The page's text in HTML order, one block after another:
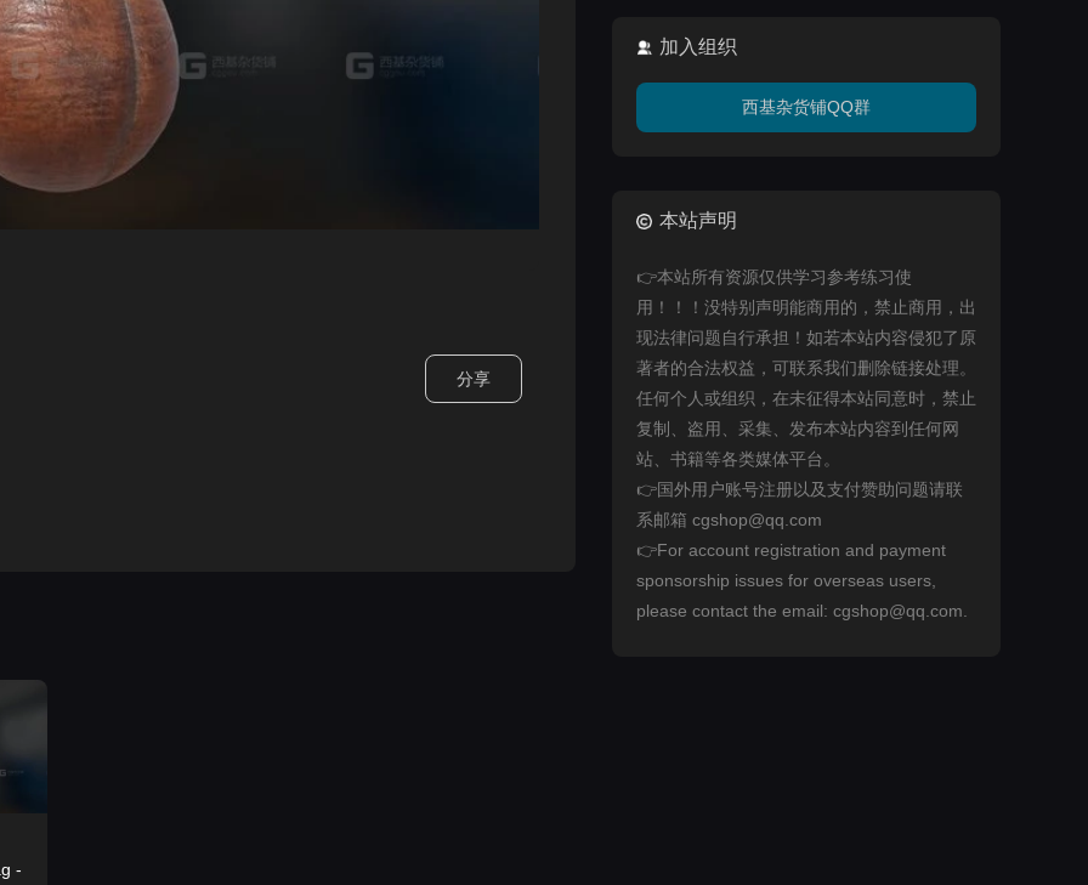
分享
-
加入组织
西基杂货铺QQ群
本站声明
👉本站所有资源仅供学习参考练习使
用！！！没特别声明能商用的，禁止商用，出
现法律问题自行承担！如若本站内容侵犯了原
著者的合法权益，可联系我们删除链接处理。
任何个人或组织，在未征得本站同意时，禁止
复制、盗用、采集、发布本站内容到任何网
站、书籍等各类媒体平台。
👉国外用户账号注册以及支付赞助问题请联
系邮箱 cgshop@qq.com
👉For account registration and payment
sponsorship issues for overseas users,
please contact the email: cgshop@qq.com.